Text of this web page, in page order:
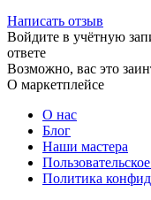
Написать отзыв
Войдите в учётную
ответе
Возможно, вас это
О маркетплейсе
О нас
Блог
Наши мастера
Политика